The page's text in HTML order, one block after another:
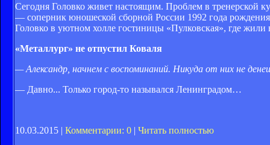
Сегодня Головко живет настоящим. Проблем в тренерской
— соперник юношеской сборной России 1992 года
Головко в уютном холле гостиницы «Пулковская», где
«Металлург» не отпустил Коваля
— Александр, начнем с воспоминаний. Никуда от них не
— Давно... Только город-то назывался Ленинградом…
10.03.2015 | Комментарии: 0 | Читать полностью